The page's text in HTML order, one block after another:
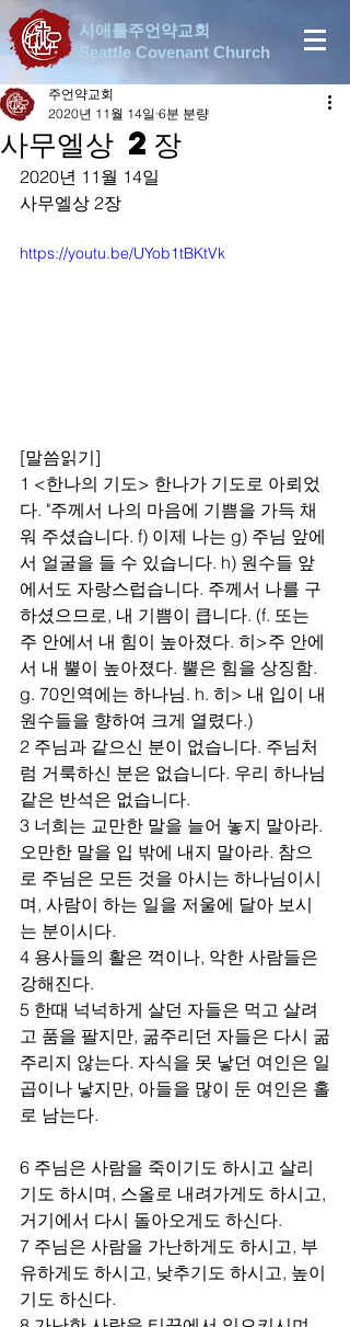
시애틀주언약교회
Seattle Covenant Church
사무엘상 2장
주언약교회
2020년 11월 14일 6분 분량
2020년 11월 14일
사무엘상 2장
https://youtu.be/UYob1tBKtVk
[말씀읽기]
1 <한나의 기도> 한나가 기도로 아뢰었
다. "주께서 나의 마음에 기쁨을 가득 채
워 주셨습니다. f) 이제 나는 g) 주님 앞에
서 얼굴을 들 수 있습니다. h) 원수들 앞
에서도 자랑스럽습니다. 주께서 나를 구
하셨으므로, 내 기쁨이 큽니다. (f. 또는
주 안에서 내 힘이 높아졌다. 히>주 안에
서 내 뿔이 높아졌다. 뿔은 힘을 상징함.
g. 70인역에는 하나님. h. 히> 내 입이 내
원수들을 향하여 크게 열렸다.)
2 주님과 같으신 분이 없습니다. 주님처
럼 거룩하신 분은 없습니다. 우리 하나님
같은 반석은 없습니다.
3 너희는 교만한 말을 늘어 놓지 말아라.
오만한 말을 입 밖에 내지 말아라. 참으
로 주님은 모든 것을 아시는 하나님이시
며, 사람이 하는 일을 저울에 달아 보시
는 분이시다.
4 용사들의 활은 꺽이나, 악한 사람들은
강해진다.
5 한때 넉넉하게 살던 자들은 먹고 살려
고 품을 팔지만, 굶주리던 자들은 다시 굶
주리지 않는다. 자식을 못 낳던 여인은 일
곱이나 낳지만, 아들을 많이 둔 여인은 홀
로 남는다.
6 주님은 사람을 죽이기도 하시고 살리
기도 하시며, 스올로 내려가게도 하시고,
거기에서 다시 돌아오게도 하신다.
7 주님은 사람을 가난하게도 하시고, 부
유하게도 하시고, 낮추기도 하시고, 높이
기도 하신다.